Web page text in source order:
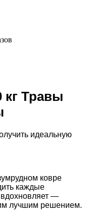
кг Травы
идеальную
ковре
каждые
вдохновляет —
лучшим решением.